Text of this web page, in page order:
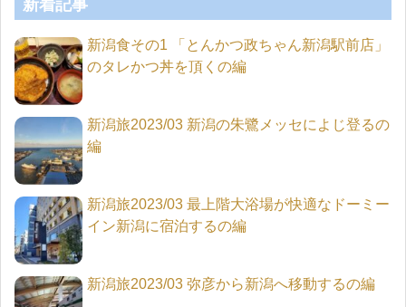
新着記事
新潟食その1 「とんかつ政ちゃん新潟駅前店」
のタレかつ丼を頂くの編
新潟旅2023/03 新潟の朱鷺メッセによじ登るの
編
新潟旅2023/03 最上階大浴場が快適なドーミー
イン新潟に宿泊するの編
新潟旅2023/03 弥彦から新潟へ移動するの編